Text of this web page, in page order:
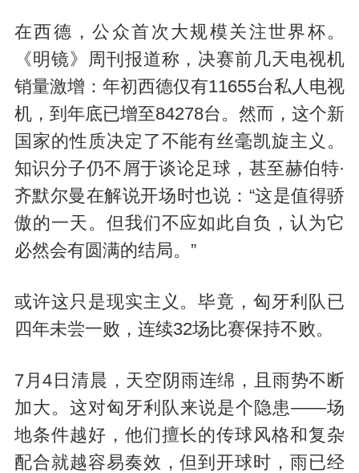
在西德，公众首次大规模关注世界杯。
《明镜》周刊报道称，决赛前几天电视机
销量激增：年初西德仅有11655台私人电视
机，到年底已增至84278台。然而，这个新
国家的性质决定了不能有丝毫凯旋主义。
知识分子仍不屑于谈论足球，甚至赫伯特·
齐默尔曼在解说开场时也说：“这是值得骄
傲的一天。但我们不应如此自负，认为它
必然会有圆满的结局。”
或许这只是现实主义。毕竟，匈牙利队已
四年未尝一败，连续32场比赛保持不败。
7月4日清晨，天空阴雨连绵，且雨势不断
加大。这对匈牙利队来说是个隐患——场
地条件越好，他们擅长的传球风格和复杂
配合就越容易奏效，但到开球时，雨已经